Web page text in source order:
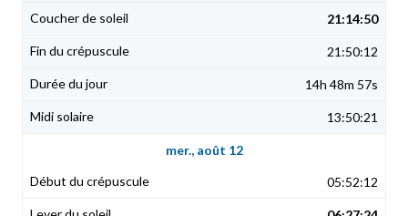
21:14:50
21:50:12
14h 48m 57s
13:50:21
mer., août 12
05:52:12